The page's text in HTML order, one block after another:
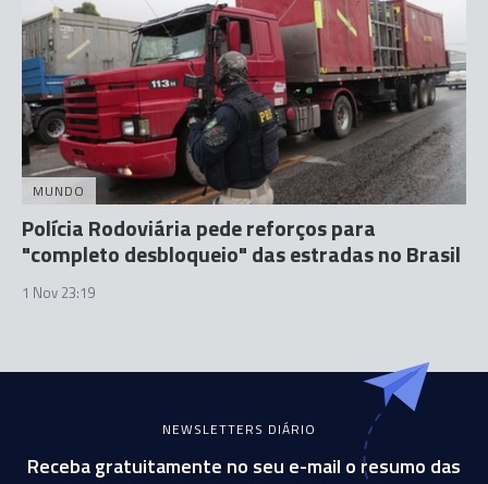
MUNDO
Polícia Rodoviária pede reforços para
"completo desbloqueio" das estradas no Brasil
1 Nov 23:19
NEWSLETTERS DIÁRIO
Receba gratuitamente no seu e-mail o resumo das